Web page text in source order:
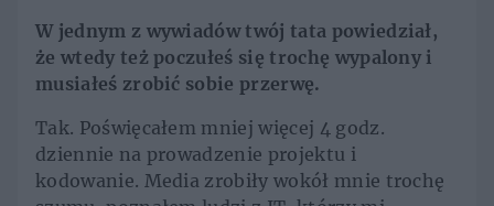
W jednym z wywiadów twój tata powiedział,
że wtedy też poczułeś się trochę wypalony i
musiałeś zrobić sobie przerwę.
Tak. Poświęcałem mniej więcej 4 godz.
dziennie na prowadzenie projektu i
kodowanie. Media zrobiły wokół mnie trochę